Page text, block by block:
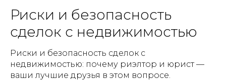
Риски и безопасность
сделок с недвижимостью
Риски и безопасность сделок с
недвижимостью: почему риэлтор и юрист —
ваши лучшие друзья в этом вопросе.